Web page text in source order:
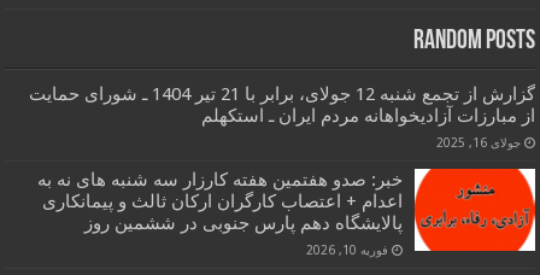
Random Posts
گزارش از تجمع شنبه 12 جولای، برابر با 21 تیر 1404 ـ شورای حمایت
از مبارزات آزادیخواهانه مردم ایران ـ استکهلم
جولای 16, 2025
خبر: صدو هفتمین هفته کارزار سه شنبه های نه به
اعدام + اعتصاب کارگران ارکان ثالث و پیمانکاری
پالایشگاه دهم پارس جنوبی در ششمین روز
فوریه 10, 2026